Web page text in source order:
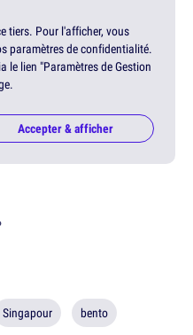
tiers. Pour l'afficher, vous
paramètres de confidentialité.
le lien "Paramètres de Gestion
Accepter & afficher
Singapour bento